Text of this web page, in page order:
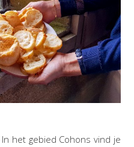
In het gebied Cohons vind je